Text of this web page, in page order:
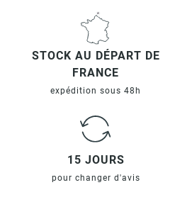
STOCK AU DÉPART DE
FRANCE
expédition sous 48h
15 JOURS
pour changer d'avis